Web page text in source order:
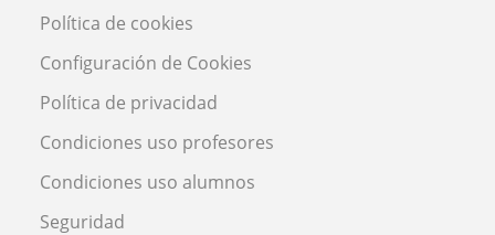
Política de cookies
Configuración de Cookies
Política de privacidad
Condiciones uso profesores
Condiciones uso alumnos
Seguridad